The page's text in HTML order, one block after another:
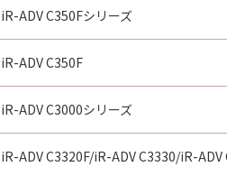
iR-ADV C350Fシリーズ
iR-ADV C350F
iR-ADV C3000シリーズ
iR-ADV C3320F/iR-ADV C3330/iR-ADV